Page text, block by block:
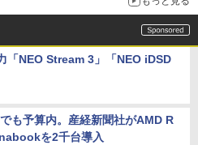
「NEO Stream 3」「NEO iDSD
も予算内。産経新聞社がAMD R
を2千台導入